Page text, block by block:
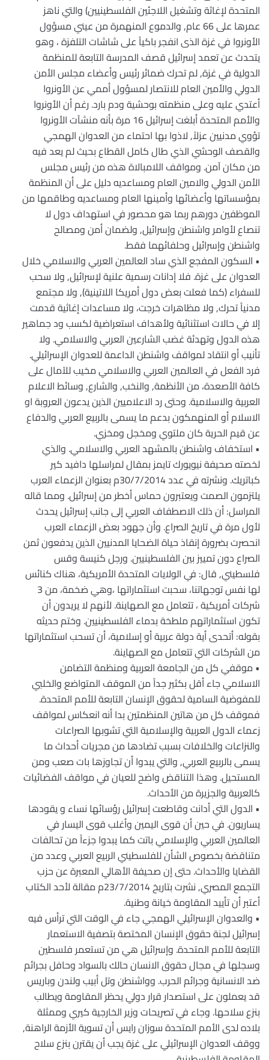
المتحدة لإغاثة وتشغيل اللاجئين الفلسطينيين) والتي ناهز
عمرها على 66 عام, والدموع المنهمرة من عيني مسؤول
الأونروا في غزة الذى انفجر باكياً على شاشات التلفزة ، وهو
يتحدث عن تعمد إسرائيل قصف المدرسة التابعة للمنظمة
الدولية في غزة, لم تحرك ضمائر رئيس وأعضاء مجلس الأمن
الدولي والأمين العام للانتصار لمسؤول أممي عن الأونروا
أعتدي عليه وعلى منظمته بوحشية ودم بارد. رغم أن الأونروا
والأمم المتحدة أبلغت إسرائيل 16 مرة بأنه منشآت الأونروا
تؤوي مدنيين عزلاً, لاذوا بها احتماء من العدوان الهمجي
والقصف الوحشي الذي طال كامل القطاع بحيث لم يعد فيه
من مكان آمن. ومواقف اللامبالاة هذه من رئيس مجلس
الأمن الدولي والامين العام ومساعديه دليل على أن المنظمة
بمؤسساتها وأعضائها وأمينها العام ومساعديه وطاقمها من
الموظفين دورهم ربما هو محصور في استهداف دول لا
تنصاع لأوامر واشنطن وإسرائيل, ولضمان أمن ومصالح
واشنطن وإسرائيل وحلفائهما فقط.
• السكون المفجع الذي ساد العالمين العربي والاسلامي خلال
العدوان على غزة. فلا إدانات رسمية علنية لإسرائيل, ولا سحب
للسفراء (كما فعلت بعض دول أمريكا اللاتينية), ولا مجتمع
مدنياً تحرك, ولا مظاهرات خرجت، ولا مساعدات إغاثية قدمت
إلا في حالات استثنائية ولأهداف استعراضية لكسب ود جماهير
هذه الدول وتهدئة غضب الشارعين العربي والاسلامي. ولا
تأنيب أو انتقاد لمواقف واشنطن الداعمة للعدوان الإسرائيلي.
فرد الفعل في العالمين العربي والاسلامي مخيب للآمال على
كافة الأصعدة، من الأنظمة, والنخب, والشارع, وسائط الاعلام
العربية والاسلامية. وحتى رد الاعلاميين الذين يدعون العروبة او
الاسلام أو المنهمكون بدعم ما يسمى بالربيع العربي والدفاع
عن قيم الحرية كان ملتوي ومخجل ومخزي.
• استخفاف واشنطن بالمشهد العربي والاسلامي. والذي
لخصته صحيفة نيويورك تايمز بمقال لمراسلها دافيد كير
كباتريك. ونشرته في عدد 30/7/2014م بعنوان الزعماء العرب
يلتزمون الصمت ويعتبرون حماس أخطر من إسرائيل. ومما قاله
المراسل: أن ذلك الاصطفاف العربي إلى جانب إسرائيل يحدث
لأول مرة في تاريخ الصراع. وأن جهود بعض الزعماء العرب
انحصرت بضرورة إنقاذ حياة الضحايا المدنيين الذين يدفعون ثمن
الصراع دون تمييز بين الفلسطينيين. ورجل كنيسة وقس
فلسطيني, قال: في الولايات المتحدة الأمريكية، هناك كنائس
لها نفس توجهاتنا، سحبت استثماراتها ،وهي ضخمة، من 3
شركات أمريكية ، تتعامل مع الصهاينة. لأنهم لا يريدون أن
تكون استثماراتهم ملطخة بدماء الفلسطينيين. وختم حديثه
بقوله: أتحدى أية دولة عربية أو إسلامية، أن تسحب استثماراتها
من الشركات التي تتعامل مع الصهاينة.
• موقفي كل من الجامعة العربية ومنظمة التضامن
الاسلامي جاء أقل بكثير جداً من الموقف المتواضع والخلبي
للمفوضية السامية لحقوق الإنسان التابعة للأمم المتحدة.
فموقف كل من هاتين المنظمتين بدا أنه انعكاس لمواقف
زعماء الدول العربية والإسلامية التي تشوبها الصراعات
والنزاعات والخلافات بسبب تضادها من مجريات أحداث ما
يسمى بالربيع العربي, والتي يبدوا أن تجاوزها بات صعب ومن
المستحيل. وهذا التناقض واضح للعيان في مواقف الفضائيات
كالعربية والجزيرة من الأحداث.
• الدول التي أدانت وقاطعت إسرائيل رؤسائها نساء و يقودها
يساريون. في حين أن قوى اليمين وأغلب قوى اليسار في
العالمين العربي والإسلامي باتت كما يبدوا جزءاً من تحالفات
متناقضة بخصوص الشأن للفلسطيني الربيع العربي وعدد من
القضايا والأحداث. حتى إن صحيفة الأهالي المعبرة عن حزب
التجمع المصري, نشرت بتاريخ 23/7/2014م مقالة لأحد الكتاب
أعتبر أن تأييد المقاومة خيانة وطنية.
• والعدوان الإسرائيلي الهمجي جاء في الوقت التي ترأس فيه
إسرائيل لجنة حقوق الإنسان المختصة بتصفية الاستعمار
التابعة للأمم المتحدة. وإسرائيل هي من تستعمر فلسطين
وسجلها في مجال حقوق الانسان حالك بالسواد وحافل بجرائم
ضد الانسانية وجرائم الحرب. وواشنطن وتل أبيب ولندن وباريس
قد يعملون على استصدار قرار دولي يحظر المقاومة ويطالب
بنزع سلاحها. وجاء في تصريحات وزير الخارجية كيري وممثلة
بلاده لدى الأمم المتحدة سوزان رايس أن تسوية الأزمة الراهنة,
ووقف العدوان الإسرائيلي على غزة يجب أن يقترن بنزع سلاح